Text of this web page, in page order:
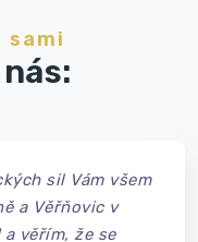
sami
sil Vám všem
a Věřňovic v
věřím, že se